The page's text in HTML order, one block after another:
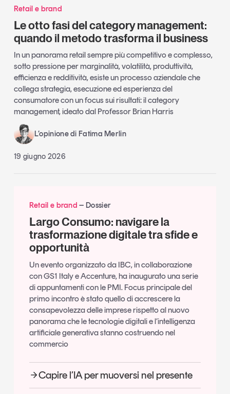
Retail e brand
Le otto fasi del category management:
quando il metodo trasforma il business
In un panorama retail sempre più competitivo e complesso,
sotto pressione per marginalità, volatilità, produttività,
efficienza e redditività, esiste un processo aziendale che
collega strategia, esecuzione ed esperienza del
consumatore con un focus sui risultati: il category
management, ideato dal Professor Brian Harris
L’opinione di Fatima Merlin
19 giugno 2026
Retail e brand Dossier
Largo Consumo: navigare la
trasformazione digitale tra sfide e
opportunità
Un evento organizzato da IBC, in collaborazione
con GS1 Italy e Accenture, ha inaugurato una serie
di appuntamenti con le PMI. Focus principale del
primo incontro è stato quello di accrescere la
consapevolezza delle imprese rispetto al nuovo
panorama che le tecnologie digitali e l’intelligenza
artificiale generativa stanno costruendo nel
commercio
Capire l’IA per muoversi nel presente